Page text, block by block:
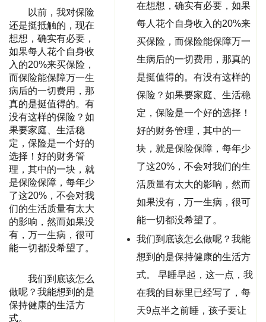
在想想，确实有必要，如果
每人花个自身收入的20%来
买保险，而保险能保障万一
生病后的一切费用，那真的
是挺值得的。有没有这样的
保险？如果要家庭、生活稳
定，保险是一个好的选择！
好的财务管理，其中的一
块，就是保险保障，每年少
了这20%，不会对我们的生
活质量有太大的影响，然而
如果没有，万一生病，很可
能一切都没希望了。
我们到底该怎么做呢？我能
想到的是保持健康的生活方
式。 早睡早起，这一点，我
在我的目标里已经写了，每
天9点半之前睡，孩子要让
以前，我对保险
还是挺抵触的，现在
想想，确实有必要，
如果每人花个自身收
入的20%来买保险，
而保险能保障万一生
病后的一切费用，那
真的是挺值得的。有
没有这样的保险？如
果要家庭、生活稳
定，保险是一个好的
选择！好的财务管
理，其中的一块，就
是保险保障，每年少
了这20%，不会对我
们的生活质量有太大
的影响，然而如果没
有，万一生病，很可
能一切都没希望了。
我们到底该怎么
做呢？我能想到的是
保持健康的生活方
式。